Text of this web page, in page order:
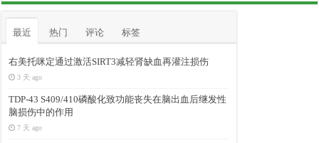
最近 热门 评论 标签
右美托咪定通过激活SIRT3减轻肾缺血再灌注损伤
3 天 ago
TDP-43 S409/410磷酸化致功能丧失在脑出血后继发性
脑损伤中的作用
7 天 ago